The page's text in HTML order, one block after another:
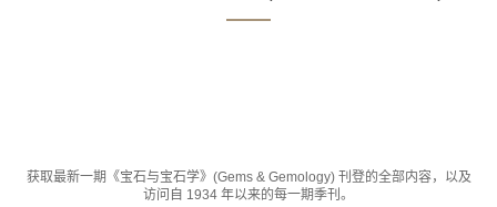
获取最新一期《宝石与宝石学》(Gems & Gemology) 刊登的全部内容，以及
访问自 1934 年以来的每一期季刊。